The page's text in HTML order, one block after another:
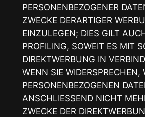
PERSONENBEZOGENER
ZWECKE DERARTIGER
EINZULEGEN; DIES GILT
PROFILING, SOWEIT ES MIT
DIREKTWERBUNG IN
WENN SIE WIDERSPRECHEN,
PERSONENBEZOGENEN
ANSCHLIESSEND NICHT
ZWECKE DER